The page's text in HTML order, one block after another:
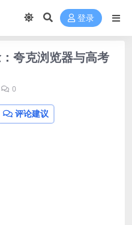
登录
夸克浏览器与高考
0
评论建议